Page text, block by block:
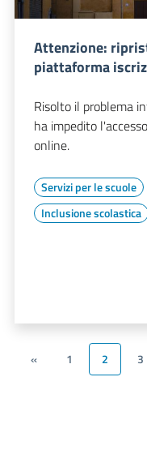
Attenzione:
piattaforma
Risolto il problema
ha impedito
online.
Servizi per le scuole
Inclusione scolastica
« 1 2 3